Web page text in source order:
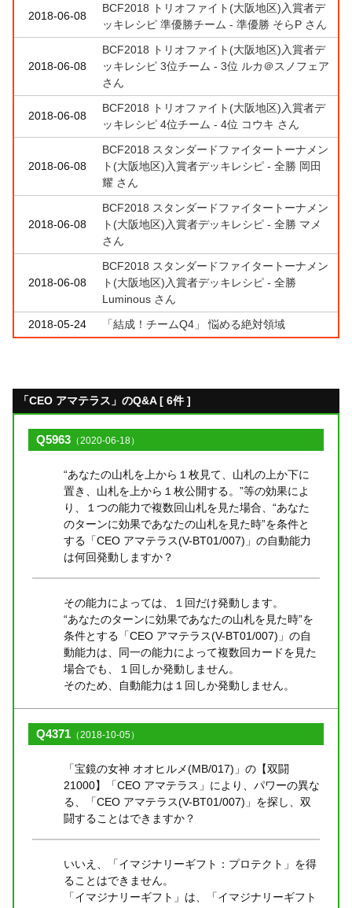
2018-06-08
BCF2018 トリオファイト(大阪地区)入賞者デ
ッキレシピ 準優勝チーム - 準優勝 そらP さん
2018-06-08
BCF2018 トリオファイト(大阪地区)入賞者デ
ッキレシピ 3位チーム - 3位 ルカ＠スノフェア
さん
2018-06-08
BCF2018 トリオファイト(大阪地区)入賞者デ
ッキレシピ 4位チーム - 4位 コウキ さん
2018-06-08
BCF2018 スタンダードファイタートーナメン
ト(大阪地区)入賞者デッキレシピ - 全勝 岡田
耀 さん
2018-06-08
BCF2018 スタンダードファイタートーナメン
ト(大阪地区)入賞者デッキレシピ - 全勝 マメ
さん
2018-06-08
BCF2018 スタンダードファイタートーナメン
ト(大阪地区)入賞者デッキレシピ - 全勝
Luminous さん
2018-05-24
「結成！チームQ4」 悩める絶対領域
「CEO アマテラス」のQ&A [ 6件 ]
Q5963 （2020-06-18）
“あなたの山札を上から１枚見て、山札の上か下に
置き、山札を上から１枚公開する。”等の効果によ
り、１つの能力で複数回山札を見た場合、“あなた
のターンに効果であなたの山札を見た時”を条件と
する「CEO アマテラス(V-BT01/007)」の自動能力
は何回発動しますか？
その能力によっては、１回だけ発動します。
“あなたのターンに効果であなたの山札を見た時”を
条件とする「CEO アマテラス(V-BT01/007)」の自
動能力は、同一の能力によって複数回カードを見た
場合でも、１回しか発動しません。
そのため、自動能力は１回しか発動しません。
Q4371 （2018-10-05）
「宝鏡の女神 オオヒルメ(MB/017)」の【双闘
21000】「CEO アマテラス」により、パワーの異な
る、「CEO アマテラス(V-BT01/007)」を探し、双
闘することはできますか？
いいえ、「イマジナリーギフト：プロテクト」を得
ることはできません。
「イマジナリーギフト」は、「イマジナリーギフト